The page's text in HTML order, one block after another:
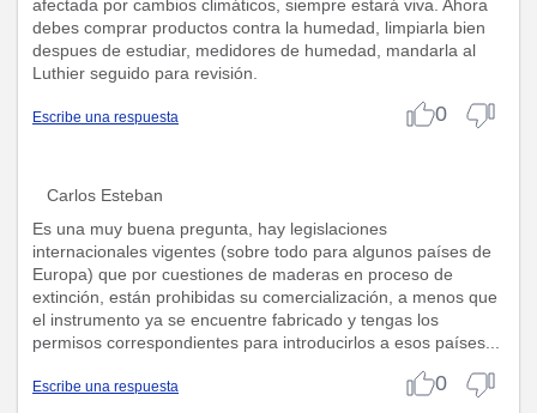
afectada por cambios climáticos, siempre estará viva. Ahora
debes comprar productos contra la humedad, limpiarla bien
despues de estudiar, medidores de humedad, mandarla al
Luthier seguido para revisión.
Escribe una respuesta 0
Carlos Esteban
Es una muy buena pregunta, hay legislaciones
internacionales vigentes (sobre todo para algunos países de
Europa) que por cuestiones de maderas en proceso de
extinción, están prohibidas su comercialización, a menos que
el instrumento ya se encuentre fabricado y tengas los
permisos correspondientes para introducirlos a esos países...
Escribe una respuesta 0